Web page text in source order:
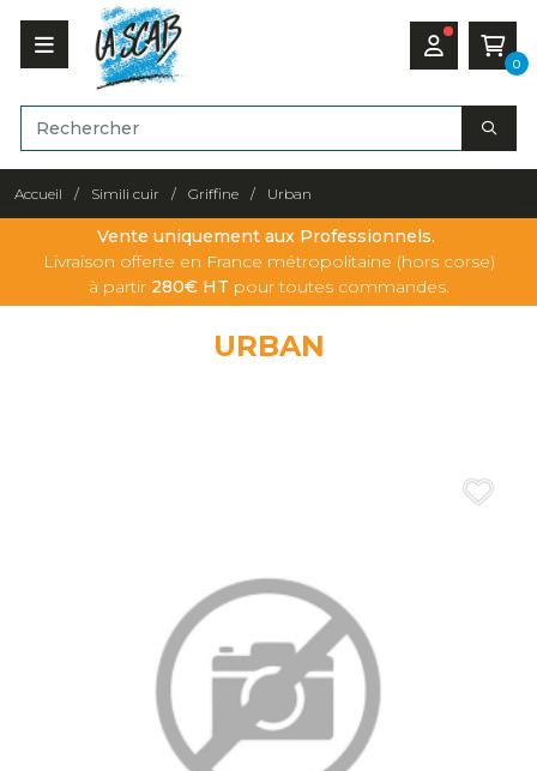
0
Accueil Simili cuir Griffine Urban
Vente uniquement aux Professionnels.
Livraison offerte en France métropolitaine (hors corse)
à partir 280€ HT pour toutes commandes.
URBAN